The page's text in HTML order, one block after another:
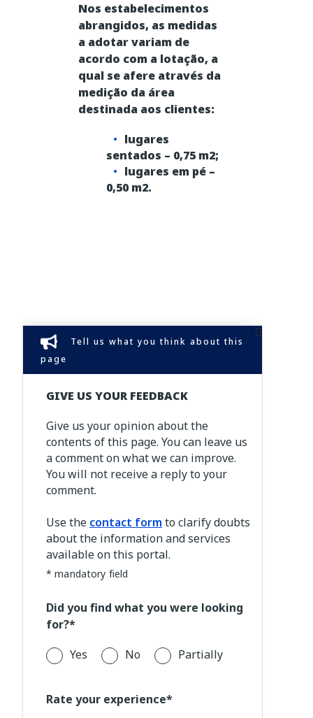
Nos estabelecimentos
abrangidos, as medidas
a adotar variam de
acordo com a lotação, a
qual se afere através da
medição da área
destinada aos clientes:
lugares
sentados – 0,75 m2;
lugares em pé –
0,50 m2.
Tell us what you think about this
page
GIVE US YOUR FEEDBACK
Give us your opinion about the
contents of this page. You can leave us
a comment on what we can improve.
You will not receive a reply to your
comment.
Use the contact form to clarify doubts
about the information and services
available on this portal.
* mandatory field
Did you find what you were looking
for?*
Yes
No Partially
Rate your experience*